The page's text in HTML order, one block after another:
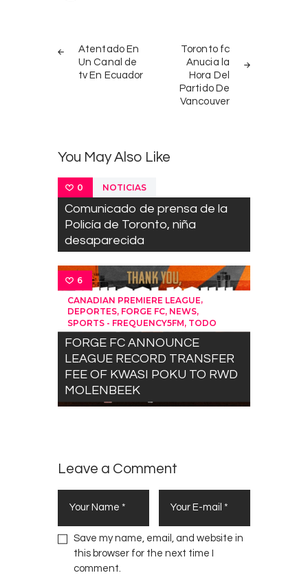
navigation
POST
Atentado En
Un Canal de
tv En Ecuador
POST
Toronto fc
Anucia la
Hora Del
Partido De
Vancouver
You May Also Like
0 NOTICIAS
Comunicado de prensa de la
Policía de Toronto, niña
desaparecida
6
CANADIAN PREMIERE LEAGUE,
DEPORTES, FORGE FC, NEWS,
SPORTS - FREQUENCY5FM, TODO
FORGE FC ANNOUNCE
LEAGUE RECORD TRANSFER
FEE OF KWASI POKU TO RWD
MOLENBEEK
Leave a Comment
Save my name, email, and website in
this browser for the next time I
comment.